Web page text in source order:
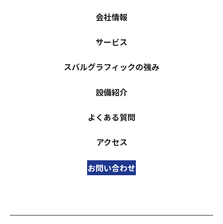
会社情報
サービス
スバルグラフィックの強み
設備紹介
よくある質問
アクセス
お問い合わせ